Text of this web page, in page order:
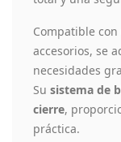
Compatible
accesorios, se
necesidades
Su sistema de
cierre,
práctica.